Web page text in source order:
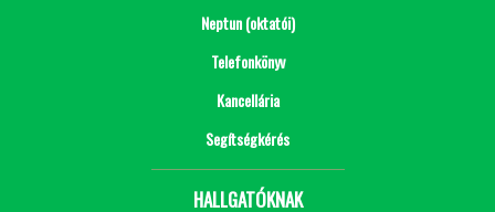
Neptun (oktatói)
Telefonkönyv
Kancellária
Segítségkérés
HALLGATÓKNAK